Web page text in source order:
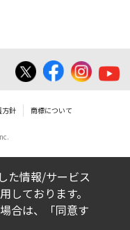
方針 商標について
た情報/サービス
しております。
合は、「同意す